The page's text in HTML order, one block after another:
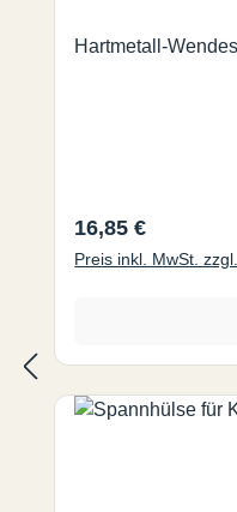
Hartmetall-
Regulärer Preis:
16,85 €
Preis inkl. MwSt.